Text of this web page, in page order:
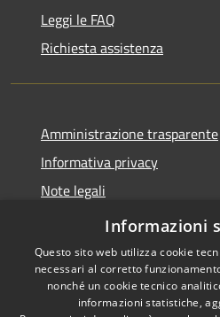
Leggi le FAQ
Richiesta assistenza
Amministrazione trasparente
Informativa privacy
Note legali
Dichiarazione di accessibilità
Informazioni
Questo sito web utilizza cookie
necessari al corretto
nonché un cookie tecnico
informazioni statistiche,